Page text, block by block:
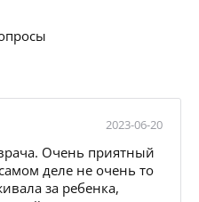
2023-06-20
Очень приятный
деле не очень то
за ребенка,